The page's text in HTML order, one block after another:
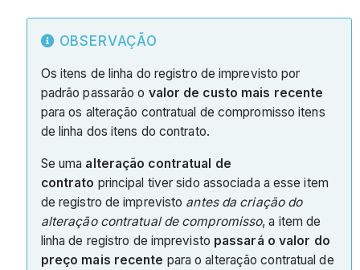
OBSERVAÇÃO
Os itens de linha do registro de imprevisto por
padrão passarão o valor de custo mais recente
para os alteração contratual de compromisso itens
de linha dos itens do contrato.
Se uma alteração contratual de
contrato principal tiver sido associada a esse item
de registro de imprevisto antes da criação do
alteração contratual de compromisso, a item de
linha de registro de imprevisto passará o valor do
preço mais recente para o alteração contratual de